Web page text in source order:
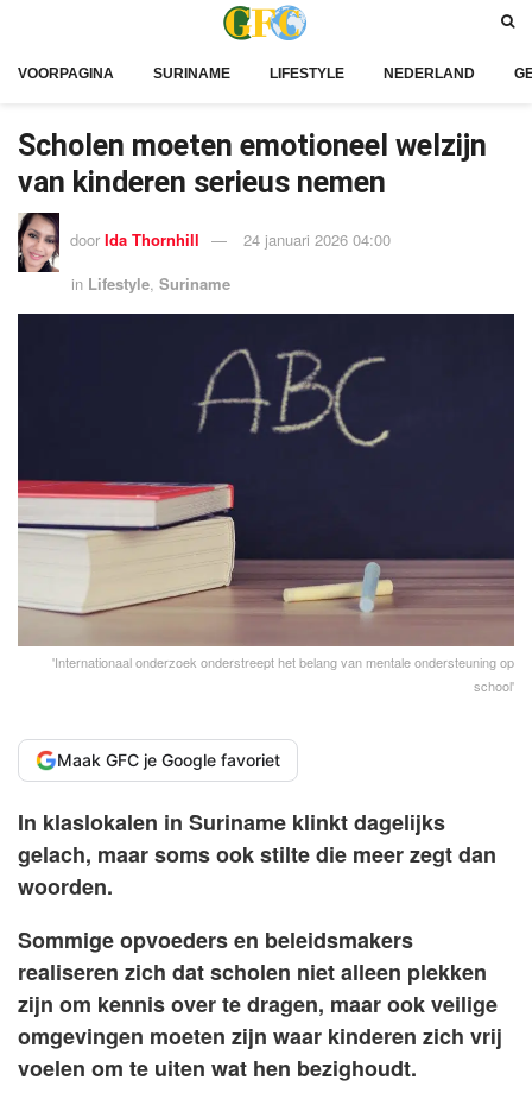
VOORPAGINA SURINAME LIFESTYLE NEDERLAND
Scholen moeten emotioneel welzijn
van kinderen serieus nemen
door Ida Thornhill
24 januari 2026 04:00
in Lifestyle, Suriname
'Internationaal onderzoek onderstreept het belang van mentale ondersteuning op
school'
Maak GFC je Google favoriet
In klaslokalen in Suriname klinkt dagelijks
gelach, maar soms ook stilte die meer zegt dan
woorden.
Sommige opvoeders en beleidsmakers
realiseren zich dat scholen niet alleen plekken
zijn om kennis over te dragen, maar ook veilige
omgevingen moeten zijn waar kinderen zich vrij
voelen om te uiten wat hen bezighoudt.